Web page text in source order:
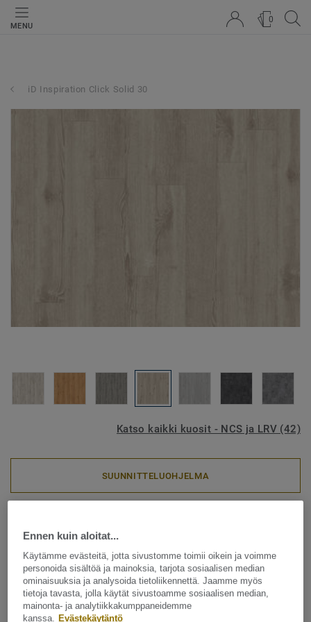
MENU
0
iD Inspiration Click Solid 30
Katso kaikki kuosit - NCS ja LRV (42)
SUUNNITTELUOHJELMA
iD Inspiration Click Solid 30 -
Scandinavian Oak MEDIUM
BEIGE
Ennen kuin aloitat...
Käytämme evästeitä, jotta sivustomme toimii oikein ja voimme
personoida sisältöä ja mainoksia, tarjota sosiaalisen median
ominaisuuksia ja analysoida tietoliikennettä. Jaamme myös
tietoja tavasta, jolla käytät sivustoamme sosiaalisen median,
mainonta- ja analytiikkakumppaneidemme
kanssa. Evästekäytäntö